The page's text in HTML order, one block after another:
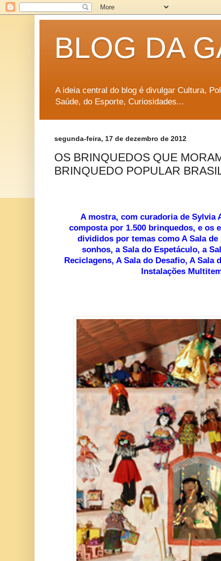
BLOG DA
A ideia central do blog é divulgar Cultura,
Saúde, do Esporte, Curiosidades...
segunda-feira, 17 de dezembro de 2012
OS BRINQUEDOS QUE
BRINQUEDO POPULAR
A mostra, com curadoria de Sylvia
composta por 1.500 brinquedos, e os
divididos por temas como A Sala
sonhos, a Sala do Espetáculo, a
Reciclagens, A Sala do Desafio, A Sala
Instalações